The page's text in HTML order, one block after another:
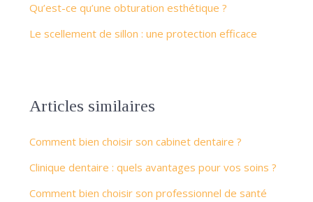
Qu’est-ce qu’une obturation esthétique ?
Le scellement de sillon : une protection efficace
Articles similaires
Comment bien choisir son cabinet dentaire ?
Clinique dentaire : quels avantages pour vos soins ?
Comment bien choisir son professionnel de santé